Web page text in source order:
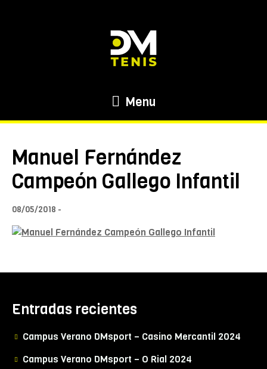
Menu
Manuel Fernández
Campeón Gallego Infantil
08/05/2018
Entradas recientes
Campus Verano DMsport – Casino Mercantil 2024
Campus Verano DMsport – O Rial 2024